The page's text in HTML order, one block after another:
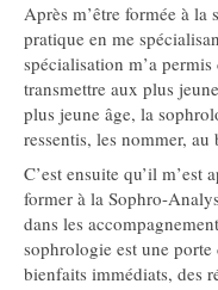
Après m’être formée à la
pratique en me
spécialisation m’a
transmettre aux plus
plus jeune âge, la
ressentis, les nommer, au
C’est ensuite qu’il m’est
former à la Sophro-­
dans les
sophrologie est une porte
bienfaits immédiats, des